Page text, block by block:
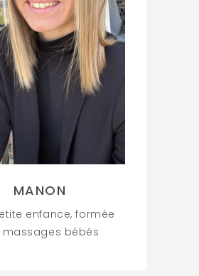
MANON
enfance, formée
massages bébés